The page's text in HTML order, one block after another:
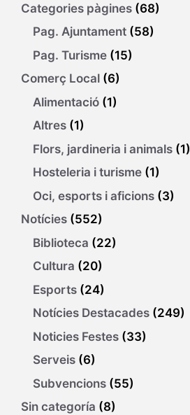
Categories pàgines (68)
Pag. Ajuntament (58)
Pag. Turisme (15)
Comerç Local (6)
Alimentació (1)
Altres (1)
Flors, jardineria i animals (1)
Hosteleria i turisme (1)
Oci, esports i aficions (3)
Notícies (552)
Biblioteca (22)
Cultura (20)
Esports (24)
Notícies Destacades (249)
Noticies Festes (33)
Serveis (6)
Subvencions (55)
Sin categoría (8)